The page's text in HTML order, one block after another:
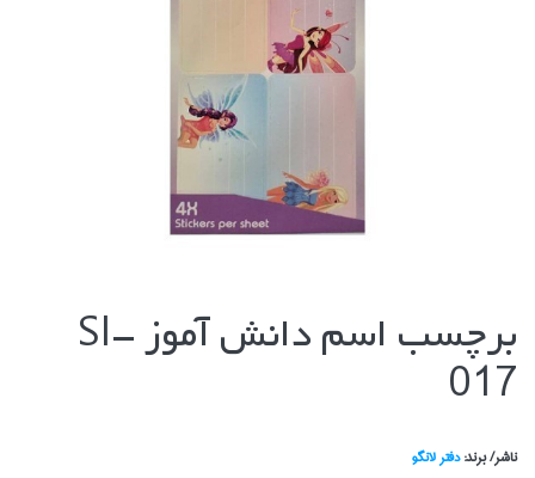
برچسب اسم دانش آموز SI-
017
ناشر/ برند:دفتر لانگو